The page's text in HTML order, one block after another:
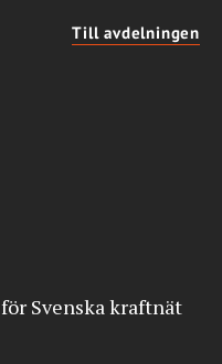
Till avdelningen
Svenska kraftnät